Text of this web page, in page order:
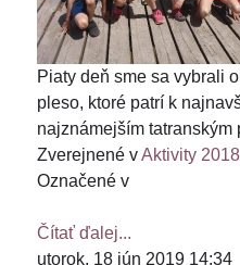
Piaty deň sme sa vybrali
pleso, ktoré patrí k
najznámejším tatranským
Zverejnené vAktivity
Označené v
Čítať ďalej...
utorok, 18 jún 2019 14:34